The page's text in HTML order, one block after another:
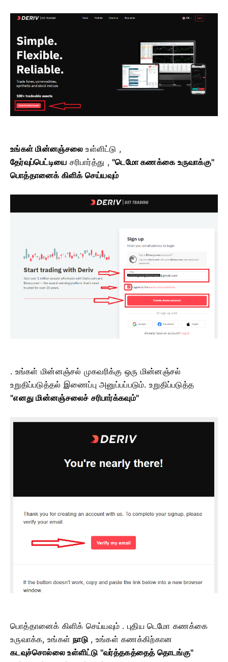
உங்கள் மின்னஞ்சலை உள்ளிட்டு ,
தேர்வுப்பெட்டியை சரிபார்த்து , "டெமோ கணக்கை உருவாக்கு"
பொத்தானைக் கிளிக் செய்யவும்
. உங்கள் மின்னஞ்சல் முகவரிக்கு ஒரு மின்னஞ்சல்
உறுதிப்படுத்தல் இணைப்பு அனுப்பப்படும். உறுதிப்படுத்த
"எனது மின்னஞ்சலைச் சரிபார்க்கவும்"
பொத்தானைக் கிளிக் செய்யவும் . புதிய டெமோ கணக்கை
உருவாக்க, உங்கள்நாடு, உங்கள் கணக்கிற்கான
கடவுச்சொல்லை உள்ளிட்டு "வர்த்தகத்தைத் தொடங்கு"